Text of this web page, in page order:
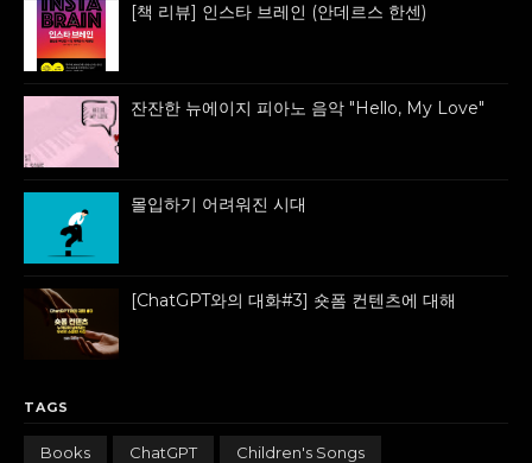
[책 리뷰] 인스타 브레인 (안데르스 한센)
잔잔한 뉴에이지 피아노 음악 "Hello, My Love"
몰입하기 어려워진 시대
[ChatGPT와의 대화#3] 숏폼 컨텐츠에 대해
TAGS
Books ChatGPT Children's Songs